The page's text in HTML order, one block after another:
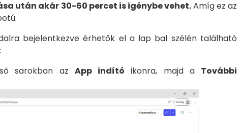
után akár 30-60 percet is igénybe vehet.Amíg ez az
bejelentkezve érhetők el a lap bal szélén található
sarokban az App indító ikonra, majd a További